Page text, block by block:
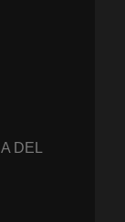
DEL